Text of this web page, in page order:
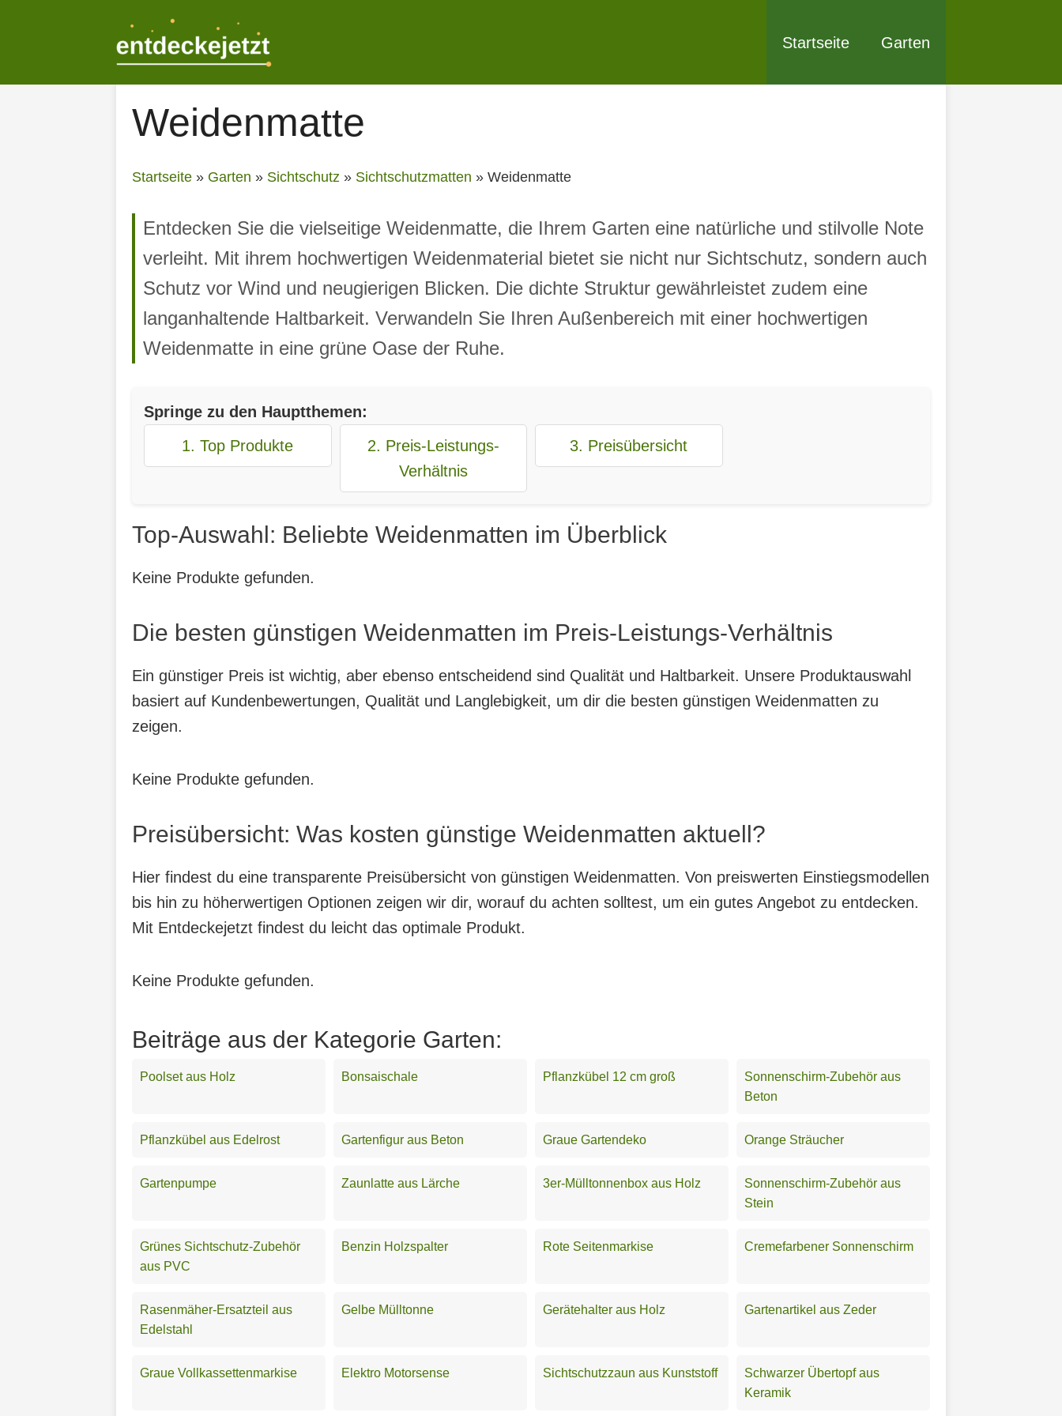
Startseite Garten
Weidenmatte
Startseite » Garten » Sichtschutz » Sichtschutzmatten » Weidenmatte
Entdecken Sie die vielseitige Weidenmatte, die Ihrem Garten eine natürliche und stilvolle Note
verleiht. Mit ihrem hochwertigen Weidenmaterial bietet sie nicht nur Sichtschutz, sondern auch
Schutz vor Wind und neugierigen Blicken. Die dichte Struktur gewährleistet zudem eine
langanhaltende Haltbarkeit. Verwandeln Sie Ihren Außenbereich mit einer hochwertigen
Weidenmatte in eine grüne Oase der Ruhe.
Springe zu den Hauptthemen:
1. Top Produkte
2. Preis-Leistungs-
Verhältnis
3. Preisübersicht
Top-Auswahl: Beliebte Weidenmatten im Überblick
Keine Produkte gefunden.
Die besten günstigen Weidenmatten im Preis-Leistungs-Verhältnis
Ein günstiger Preis ist wichtig, aber ebenso entscheidend sind Qualität und Haltbarkeit. Unsere Produktauswahl
basiert auf Kundenbewertungen, Qualität und Langlebigkeit, um dir die besten günstigen Weidenmatten zu
zeigen.
Keine Produkte gefunden.
Preisübersicht: Was kosten günstige Weidenmatten aktuell?
Hier findest du eine transparente Preisübersicht von günstigen Weidenmatten. Von preiswerten Einstiegsmodellen
bis hin zu höherwertigen Optionen zeigen wir dir, worauf du achten solltest, um ein gutes Angebot zu entdecken.
Mit Entdeckejetzt findest du leicht das optimale Produkt.
Keine Produkte gefunden.
Beiträge aus der Kategorie Garten:
Poolset aus Holz Bonsaischale Pflanzkübel 12 cm groß
Sonnenschirm-Zubehör aus
Beton
Pflanzkübel aus Edelrost Gartenfigur aus Beton Graue Gartendeko Orange Sträucher
Gartenpumpe Zaunlatte aus Lärche 3er-Mülltonnenbox aus Holz
Sonnenschirm-Zubehör aus
Stein
Grünes Sichtschutz-Zubehör
aus PVC
Benzin Holzspalter Rote Seitenmarkise Cremefarbener Sonnenschirm
Rasenmäher-Ersatzteil aus
Edelstahl
Gelbe Mülltonne Gerätehalter aus Holz Gartenartikel aus Zeder
Graue Vollkassettenmarkise Elektro Motorsense Sichtschutzzaun aus Kunststoff
Schwarzer Übertopf aus
Keramik